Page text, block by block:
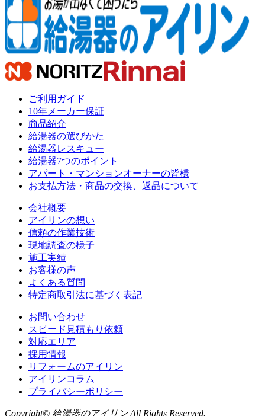
ご利用ガイド
10年メーカー保証
商品紹介
給湯器の選びかた
給湯器レスキュー
給湯器7つのポイント
アパート・マンションオーナーの皆様
お支払方法・商品の交換、返品について
会社概要
アイリンの想い
信頼の作業技術
現地調査の様子
施工実績
お客様の声
よくある質問
特定商取引法に基づく表記
お問い合わせ
スピード見積もり依頼
対応エリア
採用情報
リフォームのアイリン
アイリンコラム
プライバシーポリシー
Copyright© 給湯器のアイリン All Rights Reserved.